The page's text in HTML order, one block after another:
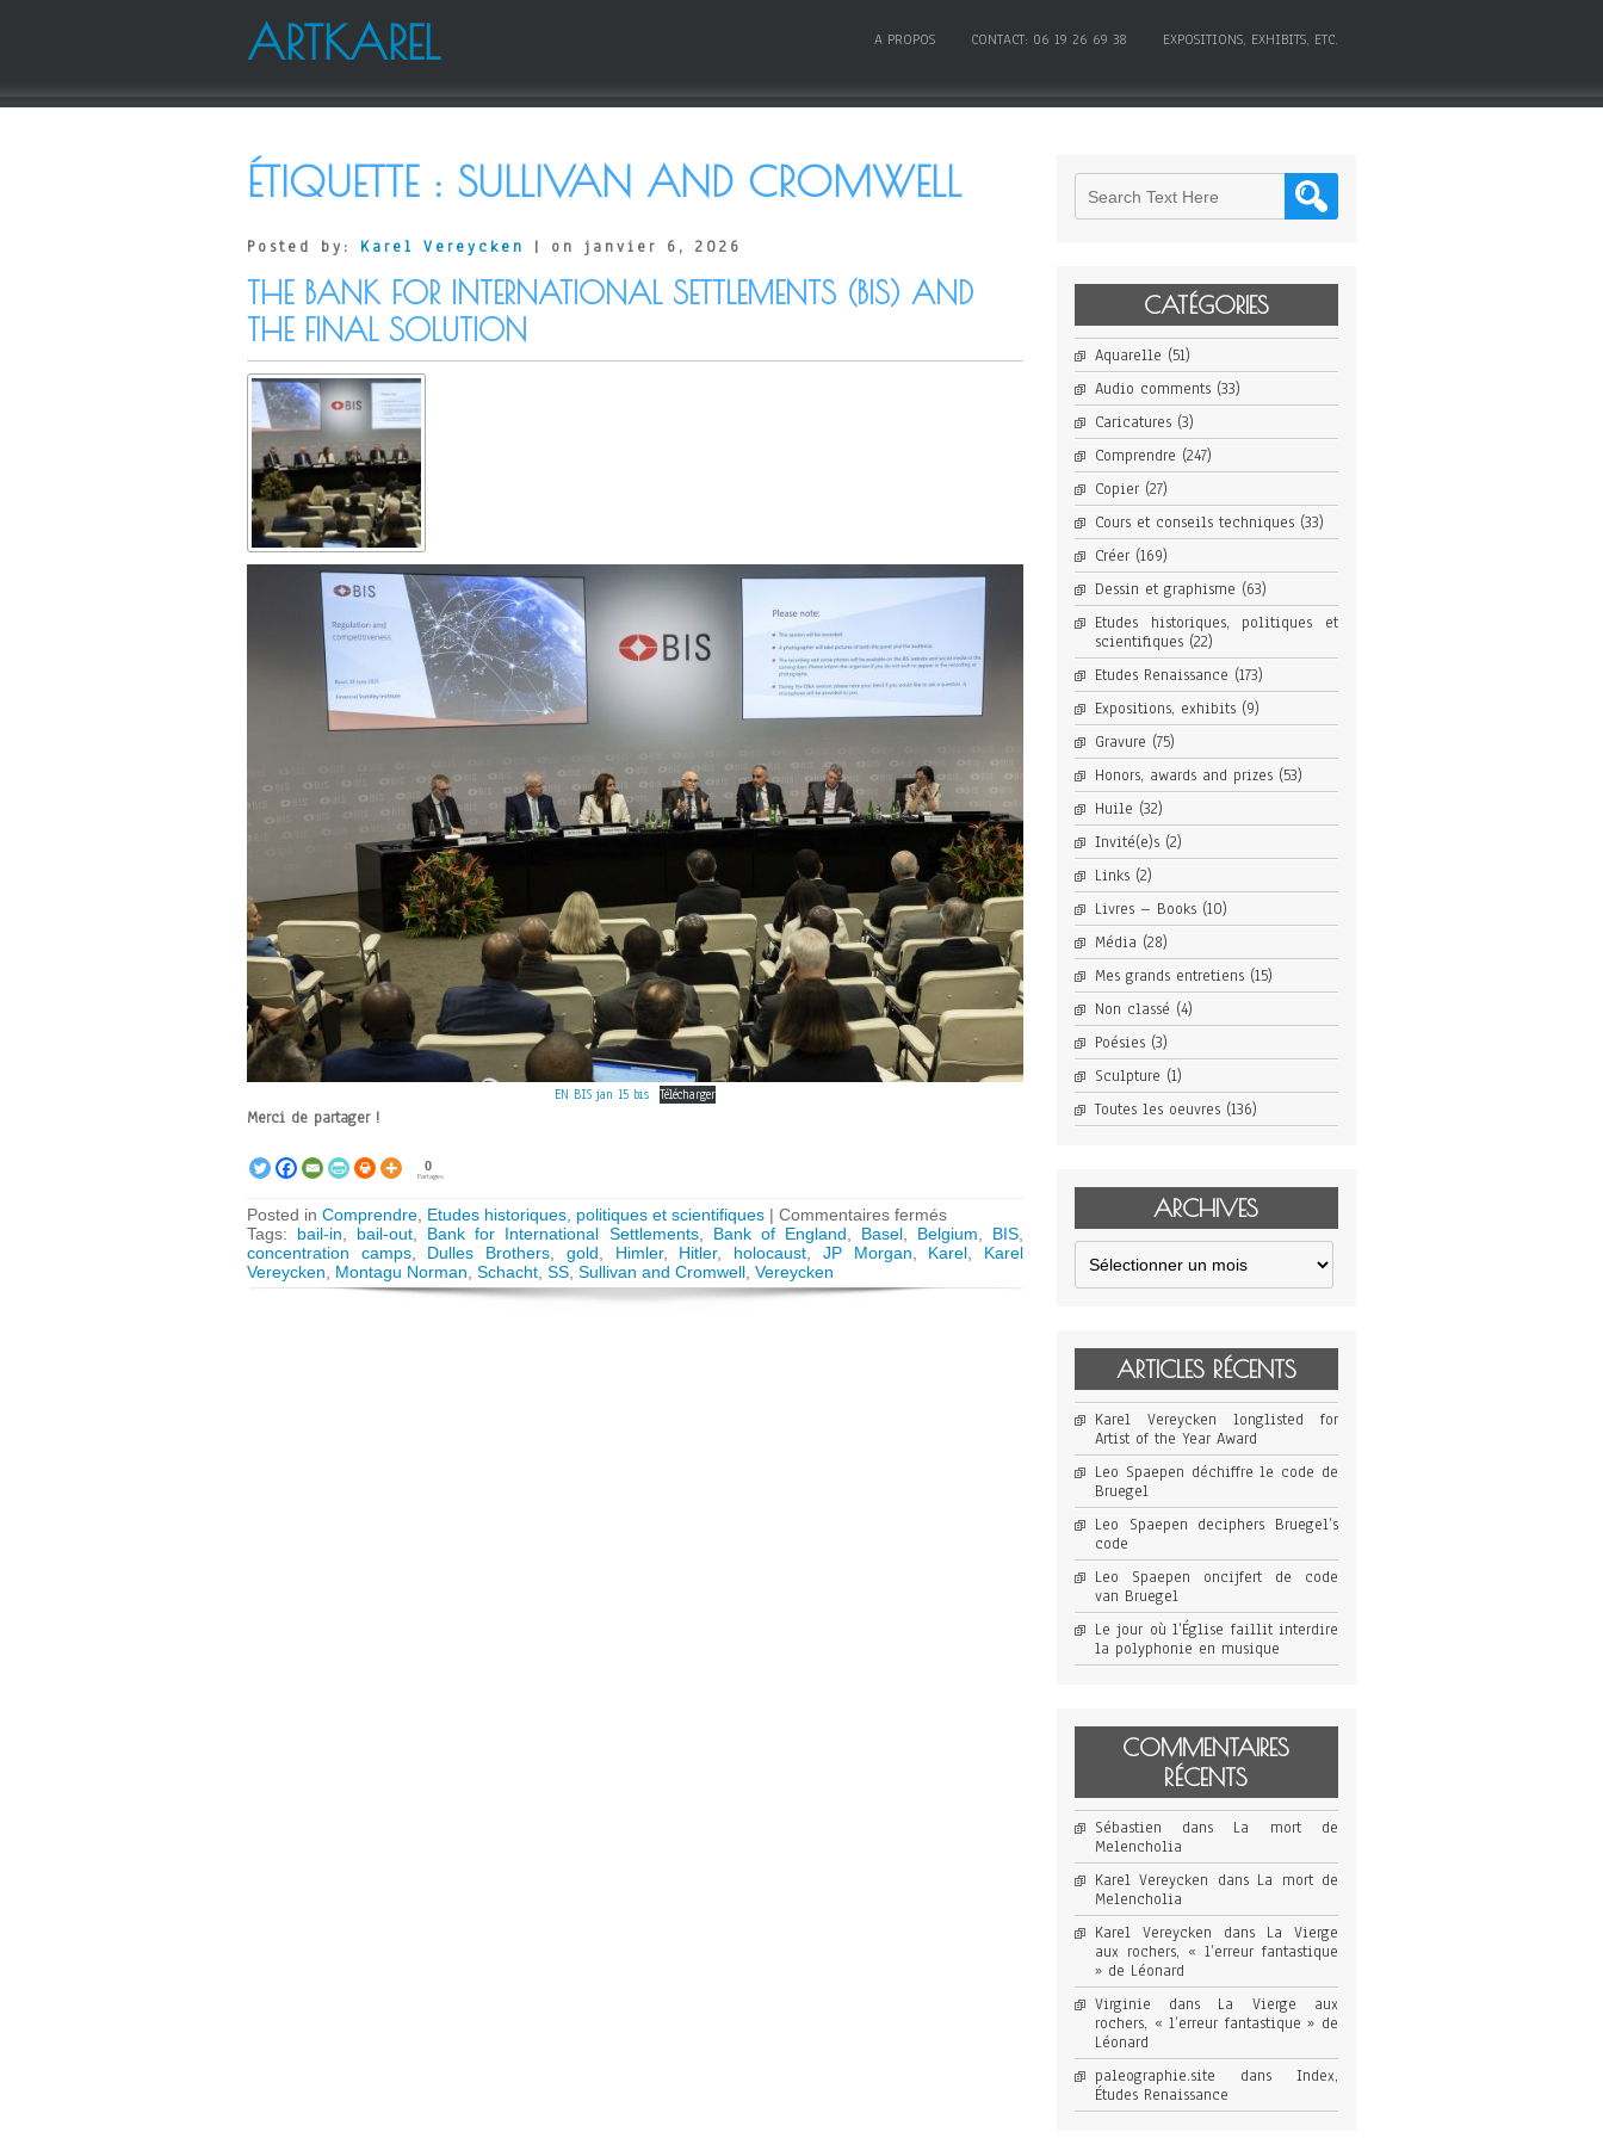
ARTKAREL A PROPOS CONTACT: 06 19 26 69 38 EXPOSITIONS, EXHIBITS, ETC.
ÉTIQUETTE : SULLIVAN AND CROMWELL
Posted by: Karel Vereycken | on janvier 6, 2026
THE BANK FOR INTERNATIONAL SETTLEMENTS (BIS) AND
THE FINAL SOLUTION
EN BIS jan 15 bis Télécharger
Merci de partager !
0
Partages
Posted in Comprendre Etudes historiques, politiques et scientifiques | Commentaires ferméssur
The
Bank
International
Tags: bail-in bail-out Bank for International Settlements, Bank of England Basel, Belgium BIS
concentration camps, Dulles Brothers gold Himler, Hitler, holocaust JP Morgan Karel
Karel
Vereycken
Montagu Norman Schacht SS Sullivan and Cromwell Vereycken
CATÉGORIES
Aquarelle (51)
Audio comments(33)
Caricatures(3)
Comprendre (247)
Copier(27)
Cours et conseils techniques(33)
Créer(169)
Dessin et graphisme (63)
Etudes historiques, politiques et
scientifiques(22)
Etudes Renaissance (173)
Expositions, exhibits(9)
Gravure (75)
Honors, awards and prizes(53)
Huile (32)
Invité(e)s(2)
Links(2)
Livres – Books(10)
Média (28)
Mes grands entretiens(15)
Non classé (4)
Poésies(3)
Sculpture (1)
Toutes les oeuvres(136)
ARCHIVES
Archives
ARTICLES RÉCENTS
Karel Vereycken longlisted for
Artist of the Year Award
Leo Spaepen déchiffre le code de
Bruegel
Leo Spaepen deciphers Bruegel’s
code
Leo Spaepen oncijfert de code
van Bruegel
Le jour où l’Église faillit interdire
la polyphonie en musique
COMMENTAIRES
RÉCENTS
Sébastien dans La mort de
Melencholia
Karel Vereycken dans La mort de
Melencholia
Karel Vereycken dans La Vierge
aux rochers, « l’erreur fantastique
» de Léonard
Virginie dans La Vierge aux
rochers, « l’erreur fantastique » de
Léonard
paleographie.site dans Index,
Études Renaissance